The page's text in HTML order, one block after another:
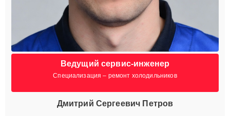
Ведущий сервис-инженер
Специализация – ремонт холодильников
Дмитрий Сергеевич Петров